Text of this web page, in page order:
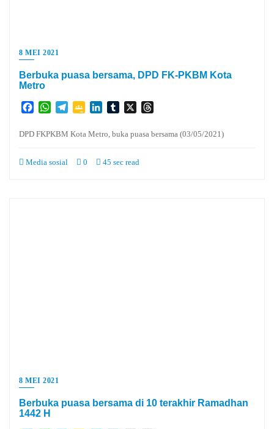
8 MEI 2021
Berbuka puasa bersama, DPD FK-PKBM Kota
Metro
FacebookWhatsApp
TelegramGoogleLinkedInTumblr
X
DPD FKPKBM Kota Metro, buka puasa bersama (03/05/2021)
Media sosial 0 45 sec read
8 MEI 2021
Berbuka puasa bersama di 10 terakhir Ramadhan
1442 H